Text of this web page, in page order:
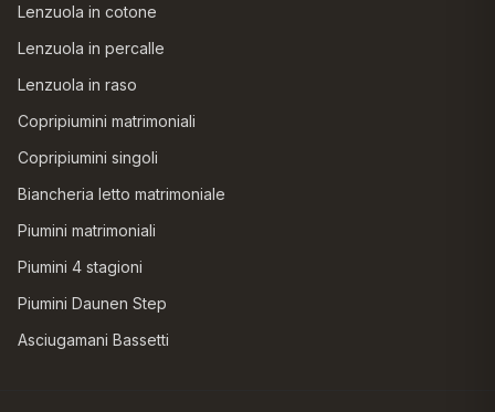
Lenzuola in cotone
Lenzuola in percalle
Lenzuola in raso
Copripiumini matrimoniali
Copripiumini singoli
Biancheria letto matrimoniale
Piumini matrimoniali
Piumini 4 stagioni
Piumini Daunen Step
Asciugamani Bassetti